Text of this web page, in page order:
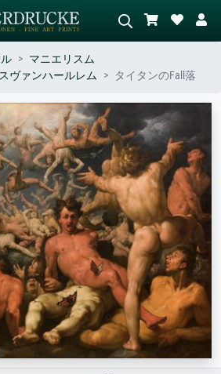
で検索
派、北
シーンを説明してください – 例：
緑の草原、赤の多い抽象画、暗い
油絵、木のそばの立ち姿のヌー
ド。
マニエリスム
ヴァンハールレム
タイタンのFall落